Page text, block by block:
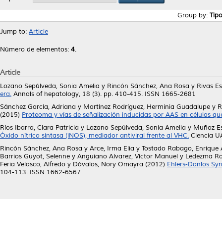
Group by:
Jump to: Article
Número de elementos: 4.
Article
Lozano Sepúlveda, Sonia Amelia y Rincón Sánchez, Ana Rosa y Rivas
era. Annals of hepatology, 18 (3). pp. 410-415. ISSN 1665-2681
Sánchez García, Adriana y Martínez Rodríguez, Herminia Guadalupe y
(2015) Proteoma y vías de señalización inducidas por AAS en células
Ríos Ibarra, Clara Patricia y Lozano Sepúlveda, Sonia Amelia y Muñoz
Óxido nítrico sintasa (iNOS), mediador antiviral frente al VHC. Ciencia
Rincón Sánchez, Ana Rosa y Arce, Irma Elia y Tostado Rabago, Enrique
Barrios Guyot, Selenne y Anguiano Alvarez, Víctor Manuel y Ledezma
Feria Velasco, Alfredo y Dávalos, Nory Omayra (2012) Ehlers-Danlos
104-113. ISSN 1662-6567